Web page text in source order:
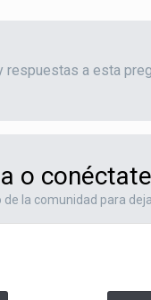
respuestas a esta
o
de la comunidad para